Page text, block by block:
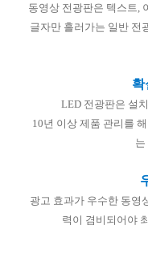
동영상 전광판은 텍스트,
글자만 흘러가는 일반 전
확
LED 전광판은 설
10년 이상 제품 관리를
는
광고 효과가 우수한 동영
력이 겸비되어야